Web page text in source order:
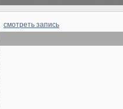
смотреть запись